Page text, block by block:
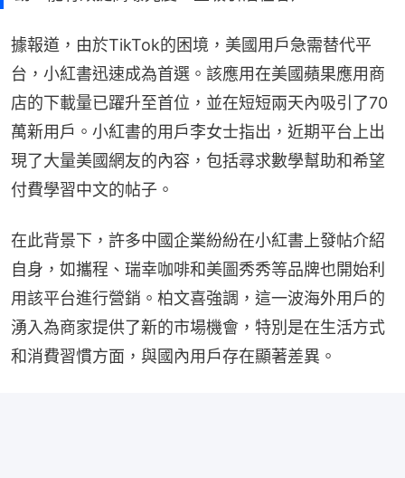
據報道，由於TikTok的困境，美國用戶急需替代平
台，小紅書迅速成為首選。該應用在美國蘋果應用商
店的下載量已躍升至首位，並在短短兩天內吸引了70
萬新用戶。小紅書的用戶李女士指出，近期平台上出
現了大量美國網友的內容，包括尋求數學幫助和希望
付費學習中文的帖子。
在此背景下，許多中國企業紛紛在小紅書上發帖介紹
自身，如攜程、瑞幸咖啡和美圖秀秀等品牌也開始利
用該平台進行營銷。柏文喜強調，這一波海外用戶的
湧入為商家提供了新的市場機會，特別是在生活方式
和消費習慣方面，與國內用戶存在顯著差異。